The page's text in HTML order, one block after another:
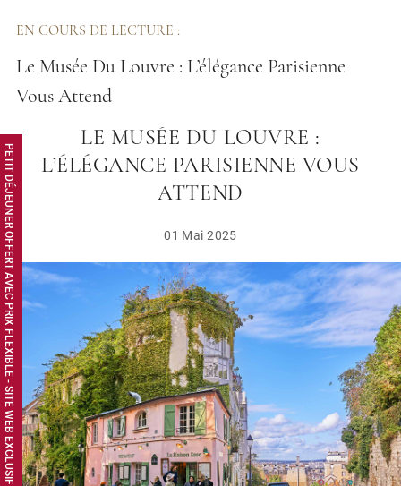
PETIT DÉJEUNER OFFERT AVEC PRIX FLEXIBLE - SITE WEB EXCLUSIF
EN COURS DE LECTURE :
Le Musée Du Louvre : L’élégance Parisienne
Vous Attend
LE MUSÉE DU LOUVRE :
L’ÉLÉGANCE PARISIENNE VOUS
ATTEND
01 Mai 2025